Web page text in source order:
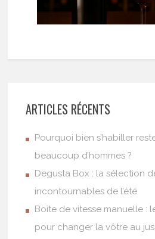
ARTICLES RÉCENTS
Pourquoi bien s’habiller
beaucoup d’hommes ?
Degusta Box : la sélection
incontournables de l’été
Boîte de vitesse manuelle :
pour changer la vôtre au